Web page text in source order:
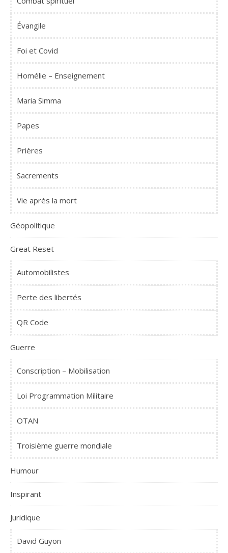
Évangile
Foi et Covid
Homélie – Enseignement
Maria Simma
Papes
Prières
Sacrements
Vie après la mort
Géopolitique
Great Reset
Automobilistes
Perte des libertés
QR Code
Guerre
Conscription – Mobilisation
Loi Programmation Militaire
OTAN
Troisième guerre mondiale
Humour
Inspirant
Juridique
David Guyon